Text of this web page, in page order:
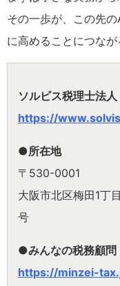
その一歩が、この先
に高めることにつなが
ソルビス税理士法人
https://
●所在地
〒530-0001
大阪市北区梅田1丁
号
●みんなの税務顧問
https://minzei-